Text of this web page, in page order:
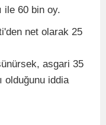
60 bin oy.
net olarak 25
asgari 35
olduğunu iddia